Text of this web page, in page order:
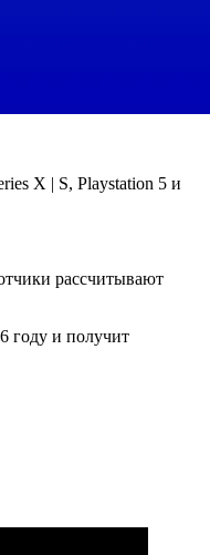
X | S, Playstation 5 и
рассчитывают
году и получит